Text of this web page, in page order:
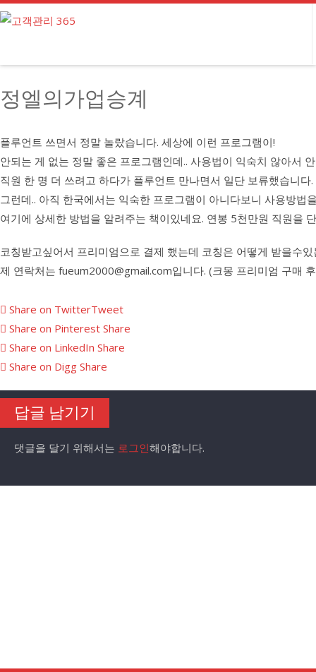
정엘의가업승계
플루언트 쓰면서 정말 놀랐습니다. 세상에 이런 프로그램이!
안되는 게 없는 정말 좋은 프로그램인데.. 사용법이 익숙치 않아서
직원 한 명 더 쓰려고 하다가 플루언트 만나면서 일단 보류했습니다.
그런데.. 아직 한국에서는 익숙한 프로그램이 아니다보니 사용방법
여기에 상세한 방법을 알려주는 책이있네요. 연봉 5천만원 직원을
코칭받고싶어서 프리미엄으로 결제 했는데 코칭은 어떻게 받을수
제 연락처는 fueum2000@gmail.com입니다. (크몽 프리미엄 구매
Share on TwitterTweet
Share on Pinterest Share
Share on LinkedIn Share
Share on Digg Share
답글 남기기
댓글을 달기 위해서는 로그인해야합니다.